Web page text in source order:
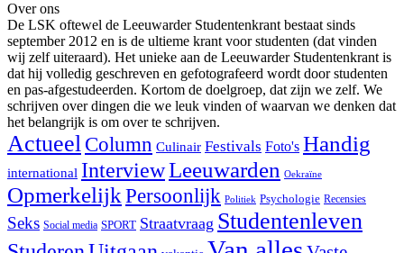
Over ons
De LSK oftewel de Leeuwarder Studentenkrant bestaat sinds
september 2012 en is de ultieme krant voor studenten (dat vinden
wij zelf uiteraard). Het unieke aan de Leeuwarder Studentenkrant is
dat hij volledig geschreven en gefotografeerd wordt door studenten
en pas-afgestudeerden. Kortom de doelgroep, dat zijn we zelf. We
schrijven over dingen die we leuk vinden of waarvan we denken dat
het belangrijk is om over te schrijven.
Actueel Column Culinair Festivals Foto's Handig
international InterviewLeeuwarden Oekraïne
OpmerkelijkPersoonlijk Politiek Psychologie Recensies
Seks Social media SPORT Straatvraag Studentenleven